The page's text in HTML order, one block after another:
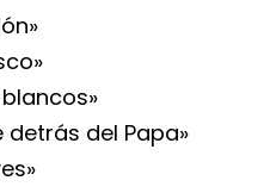
detrás del Papa»